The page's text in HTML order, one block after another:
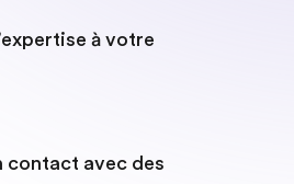
à votre
contact avec des